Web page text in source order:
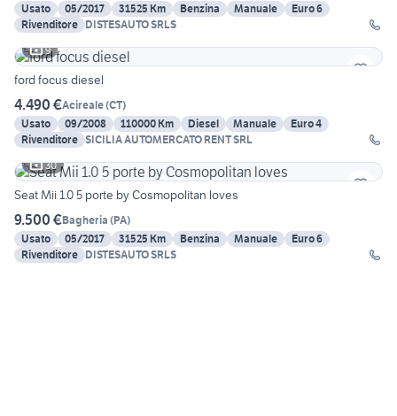
Usato
05/2017 31525 Km Benzina Manuale
Euro 6
Rivenditore DISTESAUTO SRLS
9
ford focus diesel
4.490 €Acireale(CT)
Usato
09/2008 110000 Km Diesel Manuale
Euro 4
Rivenditore SICILIA AUTOMERCATO RENT SRL
30
Seat Mii 1.0 5 porte by Cosmopolitan loves
9.500 €Bagheria (PA)
Usato
05/2017 31525 Km Benzina Manuale
Euro 6
Rivenditore DISTESAUTO SRLS